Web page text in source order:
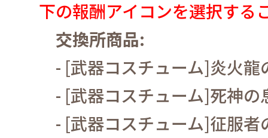
下の報酬アイコンを選択する
交換所商品:
- [武器コスチューム]炎火龍
- [武器コスチューム]死神の
- [武器コスチューム]征服者